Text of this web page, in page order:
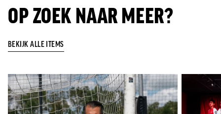
OP ZOEK NAAR MEER?
BEKIJK ALLE ITEMS